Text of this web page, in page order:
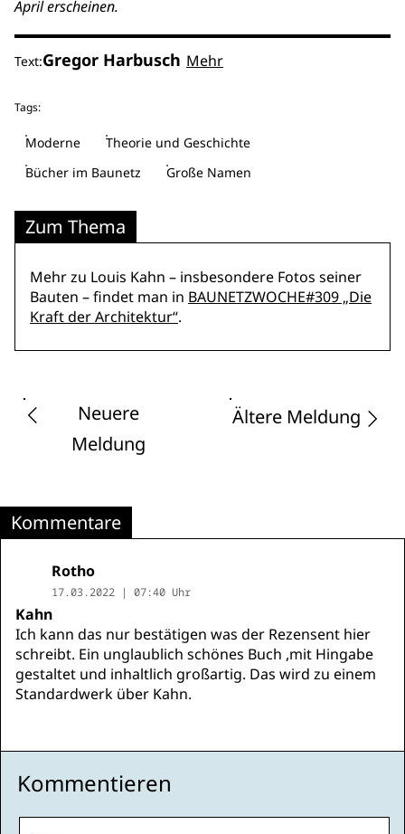
April erscheinen.
Text:Gregor Harbusch Mehr
Tags:
Moderne
Theorie und Geschichte
Bücher im Baunetz
Große Namen
Zum Thema
Mehr zu Louis Kahn – insbesondere Fotos seiner
Bauten – findet man in BAUNETZWOCHE#309 „Die
Kraft der Architektur“.
Neuere
Meldung
Ältere Meldung
Kommentare
Rotho
17.03.2022 | 07:40 Uhr
Kahn
Ich kann das nur bestätigen was der Rezensent hier
schreibt. Ein unglaublich schönes Buch ,mit Hingabe
gestaltet und inhaltlich großartig. Das wird zu einem
Standardwerk über Kahn.
Kommentieren